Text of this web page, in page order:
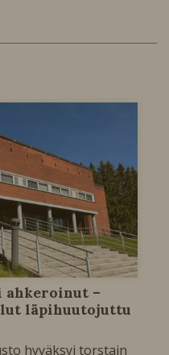
ahkeroinut –
läpihuutojuttu
hyväksyi torstain